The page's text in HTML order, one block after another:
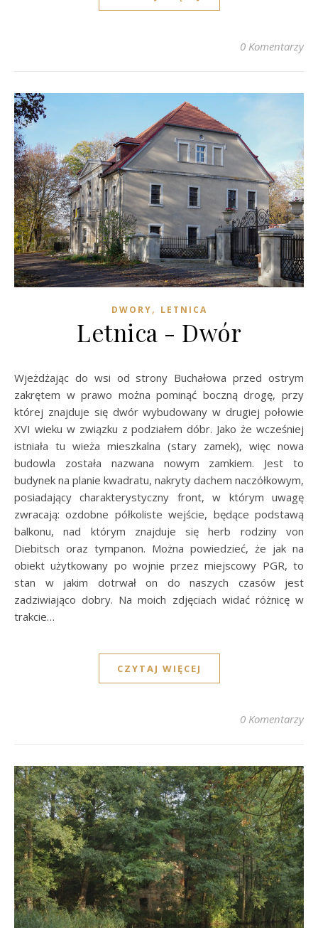
0 Komentarzy
DWORY, LETNICA
Letnica - Dwór
Wjeżdżając do wsi od strony Buchałowa przed ostrym
zakrętem w prawo można pominąć boczną drogę, przy
której znajduje się dwór wybudowany w drugiej połowie
XVI wieku w związku z podziałem dóbr. Jako że wcześniej
istniała tu wieża mieszkalna (stary zamek), więc nowa
budowla została nazwana nowym zamkiem. Jest to
budynek na planie kwadratu, nakryty dachem naczółkowym,
posiadający charakterystyczny front, w którym uwagę
zwracają: ozdobne półkoliste wejście, będące podstawą
balkonu, nad którym znajduje się herb rodziny von
Diebitsch oraz tympanon. Można powiedzieć, że jak na
obiekt użytkowany po wojnie przez miejscowy PGR, to
stan w jakim dotrwał on do naszych czasów jest
zadziwiająco dobry. Na moich zdjęciach widać różnicę w
trakcie…
CZYTAJ WIĘCEJ
0 Komentarzy